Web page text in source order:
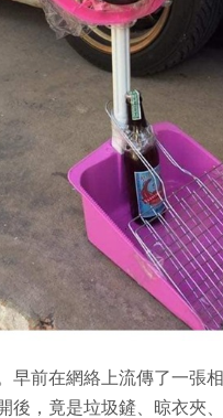
早前在網絡上流傳了一張
後，竟是垃圾鏟、晾衣夾